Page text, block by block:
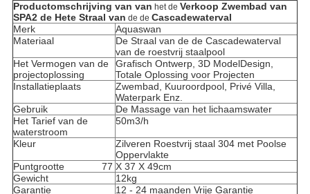
Productomschrijving van van het de Verkoop Zwembad van
SPA2 de Hete Straal van de de Cascadewaterval
Merk
Aquaswan
Materiaal
De Straal van de de Cascadewaterval
van de roestvrij staalpool
Het Vermogen van de
projectoplossing
Grafisch Ontwerp, 3D ModelDesign,
Totale Oplossing voor Projecten
Installatieplaats
Zwembad, Kuuroordpool, Privé Villa,
Waterpark Enz.
Gebruik
De Massage van het lichaamswater
Het Tarief van de
waterstroom
50m3/h
Kleur
Zilveren Roestvrij staal 304 met Poolse
Oppervlakte
Puntgrootte
77 X 37 X 49cm
Gewicht
12kg
Garantie
12 - 24 maanden Vrije Garantie